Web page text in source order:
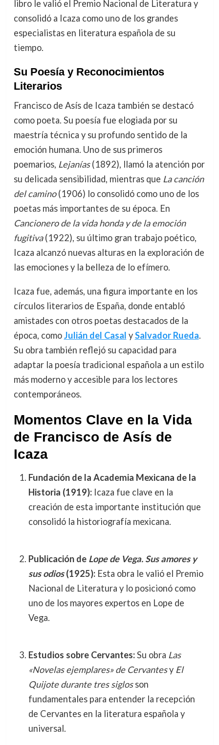
libro le valió el Premio Nacional de Literatura y
consolidó a Icaza como uno de los grandes
especialistas en literatura española de su
tiempo.
Su Poesía y Reconocimientos
Literarios
Francisco de Asís de Icaza también se destacó
como poeta. Su poesía fue elogiada por su
maestría técnica y su profundo sentido de la
emoción humana. Uno de sus primeros
poemarios, Lejanías(1892), llamó la atención por
su delicada sensibilidad, mientras que La canción
del camino(1906) lo consolidó como uno de los
poetas más importantes de su época. En
Cancionero de la vida honda y de la emoción
fugitiva(1922), su último gran trabajo poético,
Icaza alcanzó nuevas alturas en la exploración de
las emociones y la belleza de lo efímero.
Icaza fue, además, una figura importante en los
círculos literarios de España, donde entabló
amistades con otros poetas destacados de la
época, comoJulián del Casal ySalvador Rueda.
Su obra también reflejó su capacidad para
adaptar la poesía tradicional española a un estilo
más moderno y accesible para los lectores
contemporáneos.
Momentos Clave en la Vida
de Francisco de Asís de
Icaza
Fundación de la Academia Mexicana de la
Historia (1919):Icaza fue clave en la
creación de esta importante institución que
consolidó la historiografía mexicana.
Publicación de Lope de Vega. Sus amores y
sus odios(1925):Esta obra le valió el Premio
Nacional de Literatura y lo posicionó como
uno de los mayores expertos en Lope de
Vega.
Estudios sobre Cervantes:Su obra Las
«Novelas ejemplares» de Cervantesy El
Quijote durante tres siglosson
fundamentales para entender la recepción
de Cervantes en la literatura española y
universal.